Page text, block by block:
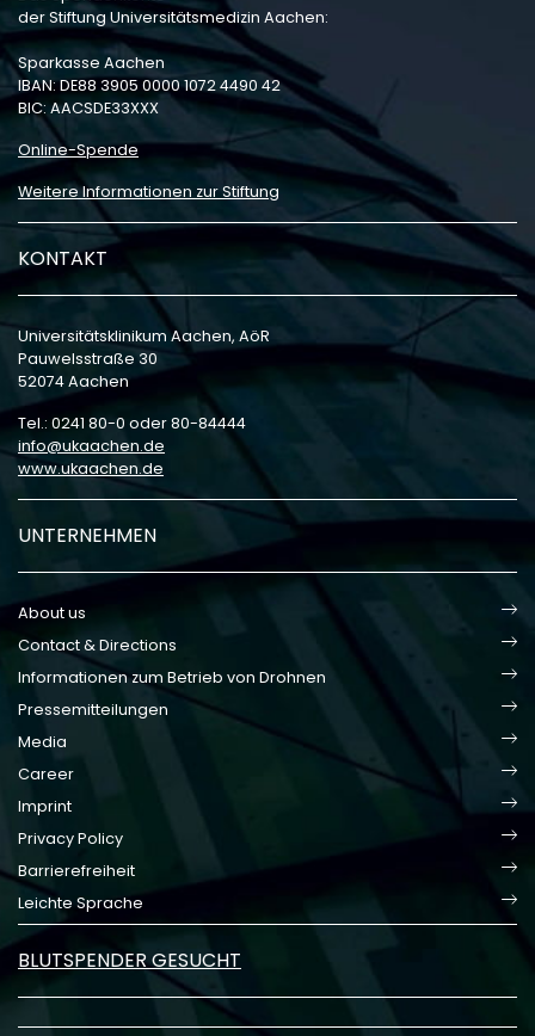
der Stiftung Universitätsmedizin Aachen:
Sparkasse Aachen
IBAN: DE88 3905 0000 1072 4490 42
BIC: AACSDE33XXX
Online-Spende
Weitere Informationen zur Stiftung
KONTAKT
Universitätsklinikum Aachen, AöR
Pauwelsstraße 30
52074 Aachen
Tel.: 0241 80-0 oder 80-84444
info
ukaachen de
www.ukaachen.de
UNTERNEHMEN
About us
Contact & Directions
Informationen zum Betrieb von Drohnen
Pressemitteilungen
Media
Career
Imprint
Privacy Policy
Barrierefreiheit
Leichte Sprache
BLUTSPENDER GESUCHT